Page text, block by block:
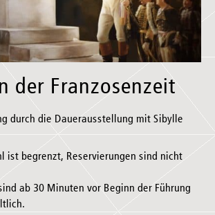
der Franzosenzeit
durch die Dauerausstellung mit Sibylle
ist begrenzt, Reservierungen sind nicht
ab 30 Minuten vor Beginn der Führung